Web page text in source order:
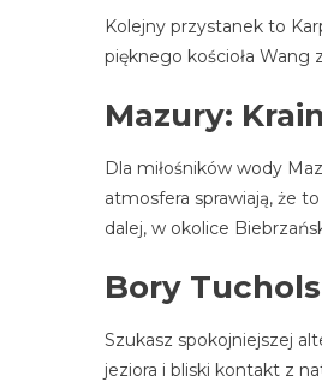
Kolejny przystanek to
pięknego kościoła
Mazury:
Dla miłośników wody
atmosfera sprawiają, że
dalej, w okolice
Bory
Szukasz spokojniejszej
jeziora i bliski kontakt z